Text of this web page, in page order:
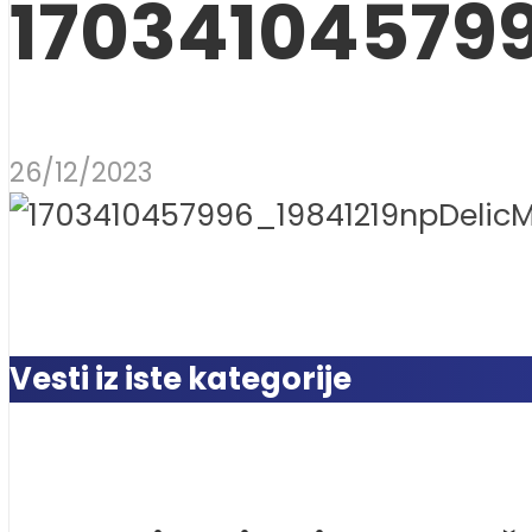
26/12/2023
Vesti iz iste kategorije